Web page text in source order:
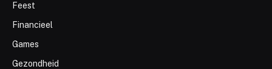
Feest
Financieel
Games
Gezondheid